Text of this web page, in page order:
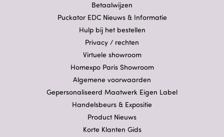
Betaalwijzen
Puckator EDC Nieuws & Informatie
Hulp bij het bestellen
Privacy / rechten
Virtuele showroom
Homexpo Paris Showroom
Algemene voorwaarden
Gepersonaliseerd Maatwerk Eigen Label
Handelsbeurs & Expositie
Product Nieuws
Korte Klanten Gids